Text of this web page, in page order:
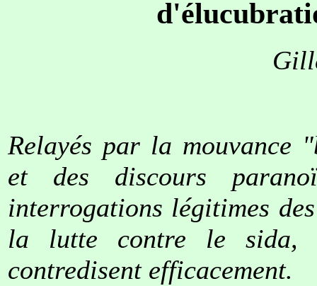
Relayés par la mouvance
et des discours
interrogations légitimes
la lutte contre le sida,
contredisent efficacement.